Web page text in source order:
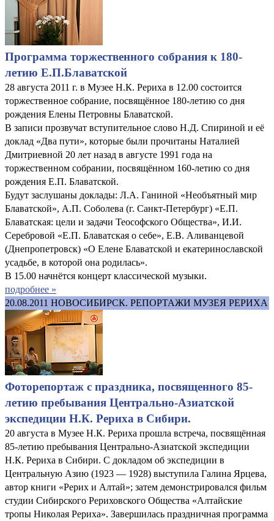
Программа торжественного собрания к 180-
летию Е.П.Блаватской
28 августа 2011 г. в Музее Н.К. Рериха в 12.00 состоится
торжественное собрание, посвящённое 180-летию со дня
рождения Елены Петровны Блаватской.
В записи прозвучат вступительное слово Н.Д. Спириной и её
доклад «Два пути», которые были прочитаны Наталией
Дмитриевной 20 лет назад в августе 1991 года на
торжественном собрании, посвящённом 160-летию со дня
рождения Е.П. Блаватской.
Будут заслушаны доклады: Л.А. Ганиной «Необъятный мир
Блаватской», А.П. Соболева (г. Санкт-Петербург) «Е.П.
Блаватская: цели и задачи Теософского Общества», И.И.
Серебровой «Е.П. Блаватская о себе», Е.В. Аливанцевой
(Днепропетровск) «О Елене Блаватской и екатеринославской
усадьбе, в которой она родилась».
В 15.00 начнётся концерт классической музыки.
подробнее »
20.08.2011 НОВОСИБИРСК. РЕПОРТАЖИ МУЗЕЯ РЕРИХА
Фоторепортаж с праздника, посвященного 85-
летию пребывания Центрально-Азиатской
экспедиции Н.К. Рериха в Сибири.
20 августа в Музее Н.К. Рериха прошла встреча, посвящённая
85-летию пребывания Центрально-Азиатской экспедиции
Н.К. Рериха в Сибири. С докладом об экспедиции в
Центральную Азию (1923 — 1928) выступила Галина Ярцева,
автор книги «Рерих и Алтай»; затем демонстрировался фильм
студии Сибирского Рериховского Общества «Алтайские
тропы Николая Рериха». Завершилась праздничная программа